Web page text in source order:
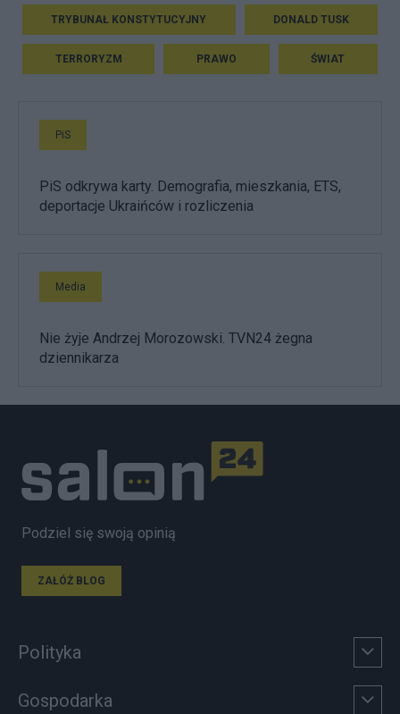
TRYBUNAŁ KONSTYTUCYJNY DONALD TUSK
TERRORYZM PRAWO ŚWIAT
PiS
PiS odkrywa karty. Demografia, mieszkania, ETS,
deportacje Ukraińców i rozliczenia
Media
Nie żyje Andrzej Morozowski. TVN24 żegna
dziennikarza
Podziel się swoją opinią
ZAŁÓŻ BLOG
Polityka
Gospodarka